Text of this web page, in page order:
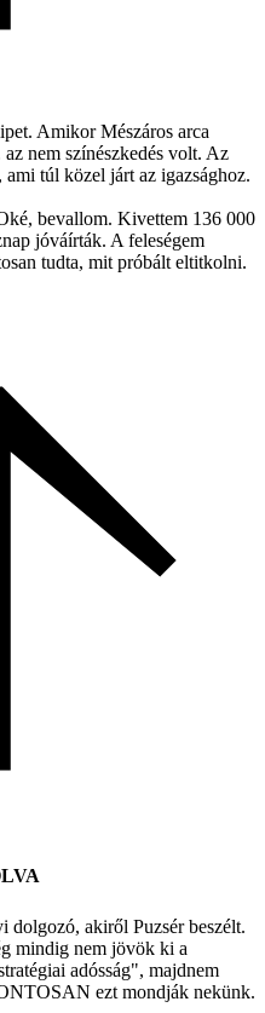
Amikor Mészáros arca
nem színészkedés volt. Az
túl közel járt az igazsághoz.
bevallom. Kivettem 136 000
jóváírták. A feleségem
tudta, mit próbált eltitkolni.
dolgozó, akiről Puzsér beszélt.
mindig nem jövök ki a
adósság", majdnem
ezt mondják nekünk.